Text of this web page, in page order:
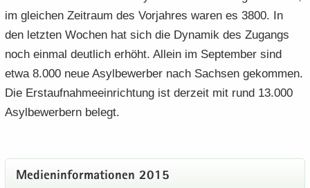
im glei­chen Zeit­raum des Vor­jah­res waren es 3800. In
den letz­ten Wo­chen hat sich die Dy­na­mik des Zu­gangs
noch ein­mal deut­lich er­höht. Al­lein im Sep­tem­ber sind
etwa 8.000 neue Asyl­be­wer­ber nach Sach­sen ge­kom­men.
Die Erst­auf­nah­me­ein­rich­tung ist der­zeit mit rund 13.000
Asyl­be­wer­bern be­legt.
Me­di­en­in­for­ma­tio­nen 2015